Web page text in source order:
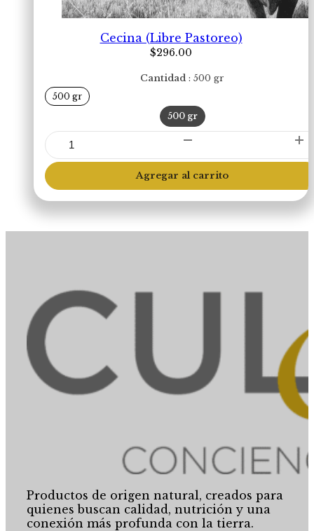
Cecina (Libre Pastoreo)
$296.00
Cantidad 500 gr
500 gr
500 gr
Cecina
(Libre
Pastoreo)
cantidad
Agregar al carrito
Productos de origen natural, creados para
quienes buscan calidad, nutrición y una
conexión más profunda con la tierra.